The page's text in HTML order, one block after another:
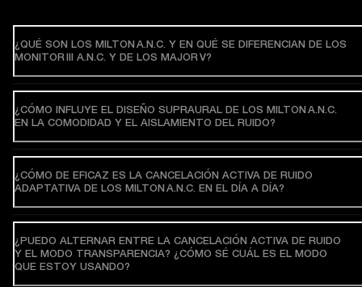
¿QUÉ SON LOS MILTON A.N.C. Y EN QUÉ SE DIFERENCIAN DE LOS
MONITOR III A.N.C. Y DE LOS MAJOR V?
¿CÓMO INFLUYE EL DISEÑO SUPRAURAL DE LOS MILTON A.N.C.
EN LA COMODIDAD Y EL AISLAMIENTO DEL RUIDO?
¿CÓMO DE EFICAZ ES LA CANCELACIÓN ACTIVA DE RUIDO
ADAPTATIVA DE LOS MILTON A.N.C. EN EL DÍA A DÍA?
¿PUEDO ALTERNAR ENTRE LA CANCELACIÓN ACTIVA DE RUIDO
Y EL MODO TRANSPARENCIA? ¿CÓMO SÉ CUÁL ES EL MODO
QUE ESTOY USANDO?